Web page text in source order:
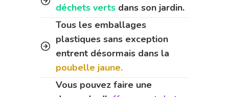
déchets verts dans son jardin.
Tous les emballages
plastiques sans exception
entrent désormais dans la
poubelle jaune.
Vous pouvez faire une